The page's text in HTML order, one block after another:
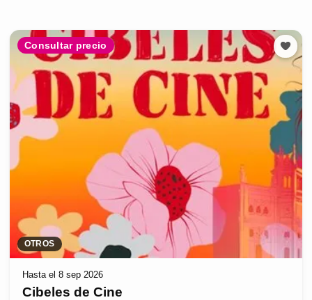
Consultar precio
OTROS
Hasta el 8 sep 2026
Cibeles de Cine